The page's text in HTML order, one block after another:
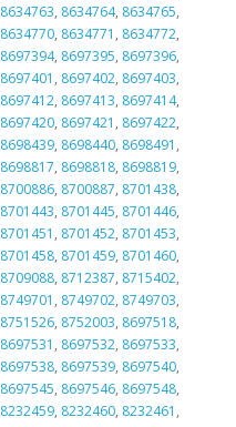
8634763, 8634764, 8634765,
8634770, 8634771 , 8634772,
8697394, 8697395, 8697396,
8697401 , 8697402, 8697403,
8697412, 8697413, 8697414,
8697420, 8697421 , 8697422,
8698439, 8698440, 8698491 ,
8698817, 8698818, 8698819,
8700886, 8700887, 8701438,
8701443, 8701445, 8701446,
8701451 , 8701452, 8701453,
8701458, 8701459, 8701460,
8709088, 8712387, 8715402,
8749701 , 8749702, 8749703,
8751526, 8752003, 8697518,
8697531 , 8697532, 8697533,
8697538, 8697539, 8697540,
8697545, 8697546, 8697548,
8232459, 8232460, 8232461 ,